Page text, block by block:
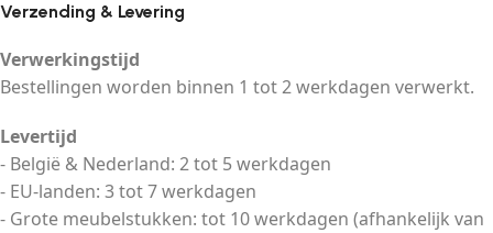
Verzending & Levering
Verwerkingstijd
Bestellingen worden binnen 1 tot 2 werkdagen verwerkt.
Levertijd
- België & Nederland: 2 tot 5 werkdagen
- EU-landen: 3 tot 7 werkdagen
- Grote meubelstukken: tot 10 werkdagen (afhankelijk van